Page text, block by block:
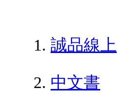
誠品線上
中文書